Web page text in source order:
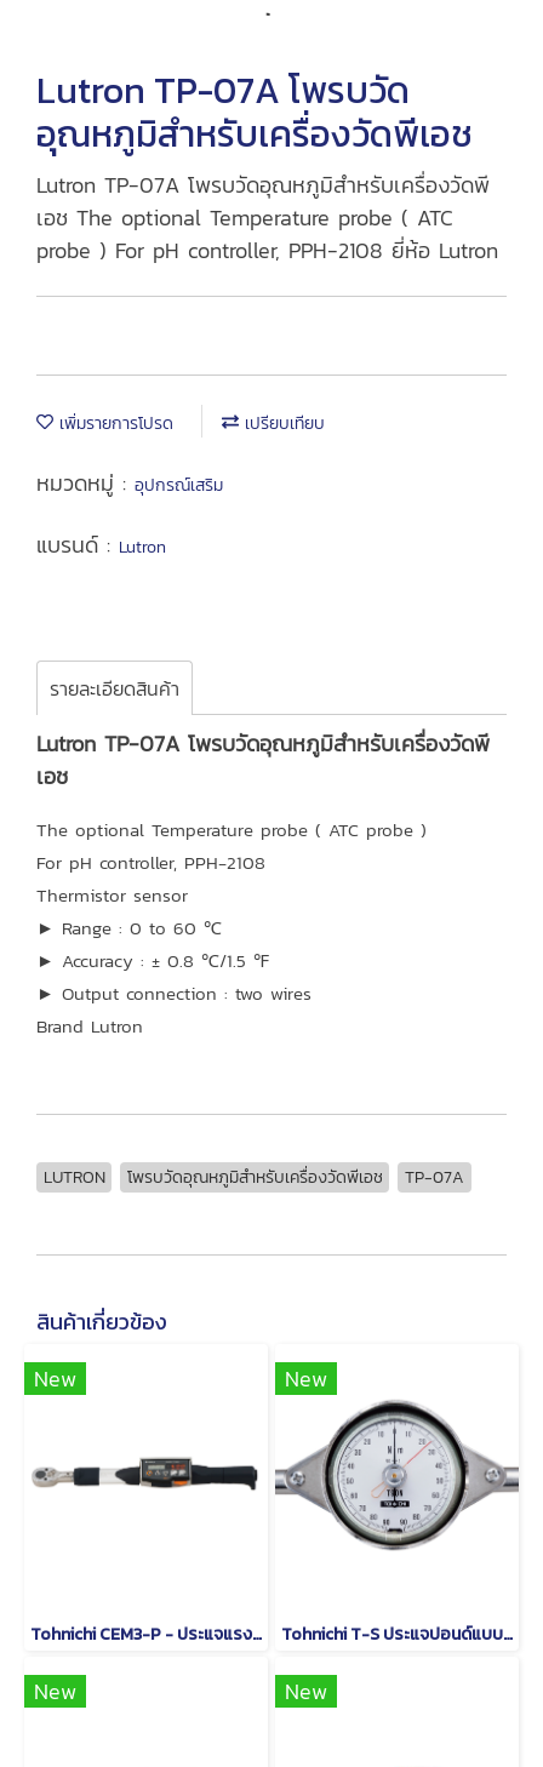
Lutron TP-07A โพรบวัด
อุณหภูมิสำหรับเครื่องวัดพีเอช
Lutron TP-07A โพรบวัดอุณหภูมิสำหรับเครื่องวัดพี
เอช The optional Temperature probe ( ATC
probe ) For pH controller, PPH-2108 ยี่ห้อ Lutron
เพิ่มรายการโปรด เปรียบเทียบ
หมวดหมู่ : อุปกรณ์เสริม
แบรนด์ : Lutron
รายละเอียดสินค้า
Lutron TP-07A โพรบวัดอุณหภูมิสำหรับเครื่องวัดพี
เอช
The optional Temperature probe ( ATC probe )
For pH controller, PPH-2108
Thermistor sensor
► Range : 0 to 60 ℃
► Accuracy : ± 0.8 ℃/1.5 ℉
► Output connection : two wires
Brand Lutron
LUTRON โพรบวัดอุณหภูมิสำหรับเครื่องวัดพีเอช TP-07A
สินค้าเกี่ยวข้อง
New
Tohnichi CEM3-P - ประแจแรงบิดดิจิตอลชนิดหัวเปลี่ยนได้
New
Tohnichi T-S ประแจปอนด์แบบหน้าปัดชนิดด้ามจับรูปตัว T
New New